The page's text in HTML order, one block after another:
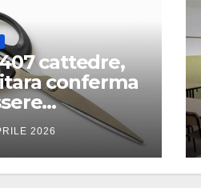
cattedre,
conferma
2026